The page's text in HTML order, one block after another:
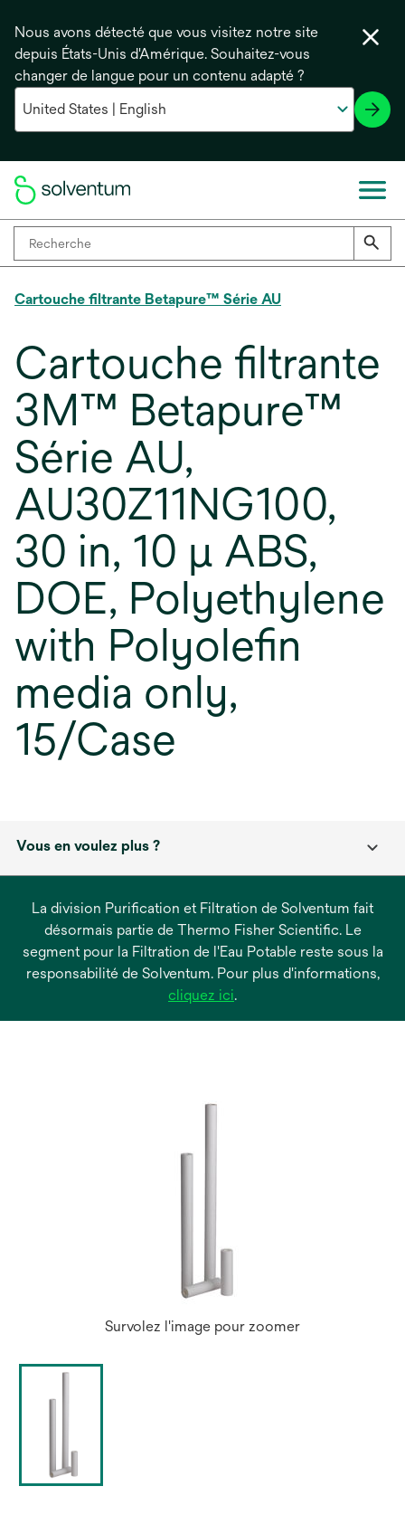
Nous avons détecté que vous visitez notre site
depuis États-Unis d'Amérique. Souhaitez-vous
changer de langue pour un contenu adapté ?
Cartouche filtrante Betapure™ Série AU
Cartouche filtrante
3M™ Betapure™
Série AU,
AU30Z11NG100,
30 in, 10 µ ABS,
DOE, Polyethylene
with Polyolefin
media only,
15/Case
Vous en voulez plus ?
La division Purification et Filtration de Solventum fait
désormais partie de Thermo Fisher Scientific. Le
segment pour la Filtration de l'Eau Potable reste sous la
responsabilité de Solventum. Pour plus d'informations,
cliquez icis’ouvre
.
Survolez l'image pour zoomer